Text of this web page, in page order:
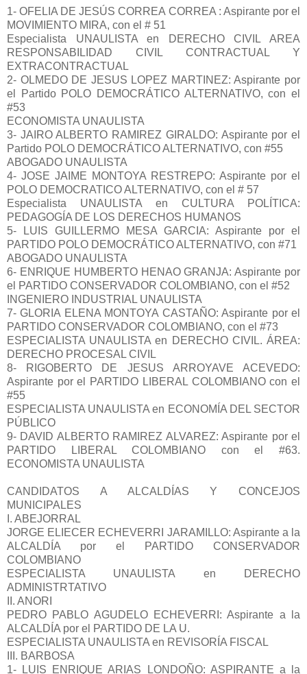
1- OFELIA DE JESÚS CORREA CORREA : Aspirante por el
MOVIMIENTO MIRA, con el # 51
Especialista UNAULISTA en DERECHO CIVIL AREA
RESPONSABILIDAD CIVIL CONTRACTUAL Y
EXTRACONTRACTUAL
2- OLMEDO DE JESUS LOPEZ MARTINEZ: Aspirante por
el Partido POLO DEMOCRÁTICO ALTERNATIVO, con el
#53
ECONOMISTA UNAULISTA
3- JAIRO ALBERTO RAMIREZ GIRALDO: Aspirante por el
Partido POLO DEMOCRÁTICO ALTERNATIVO, con #55
ABOGADO UNAULISTA
4- JOSE JAIME MONTOYA RESTREPO: Aspirante por el
POLO DEMOCRATICO ALTERNATIVO, con el # 57
Especialista UNAULISTA en CULTURA POLÍTICA:
PEDAGOGÍA DE LOS DERECHOS HUMANOS
5- LUIS GUILLERMO MESA GARCIA: Aspirante por el
PARTIDO POLO DEMOCRÁTICO ALTERNATIVO, con #71
ABOGADO UNAULISTA
6- ENRIQUE HUMBERTO HENAO GRANJA: Aspirante por
el PARTIDO CONSERVADOR COLOMBIANO, con el #52
INGENIERO INDUSTRIAL UNAULISTA
7- GLORIA ELENA MONTOYA CASTAÑO: Aspirante por el
PARTIDO CONSERVADOR COLOMBIANO, con el #73
ESPECIALISTA UNAULISTA en DERECHO CIVIL. ÁREA:
DERECHO PROCESAL CIVIL
8- RIGOBERTO DE JESUS ARROYAVE ACEVEDO:
Aspirante por el PARTIDO LIBERAL COLOMBIANO con el
#55
ESPECIALISTA UNAULISTA en ECONOMÍA DEL SECTOR
PÚBLICO
9- DAVID ALBERTO RAMIREZ ALVAREZ: Aspirante por el
PARTIDO LIBERAL COLOMBIANO con el #63.
ECONOMISTA UNAULISTA
CANDIDATOS A ALCALDÍAS Y CONCEJOS
MUNICIPALES
I. ABEJORRAL
JORGE ELIECER ECHEVERRI JARAMILLO: Aspirante a la
ALCALDÍA por el PARTIDO CONSERVADOR
COLOMBIANO
ESPECIALISTA UNAULISTA en DERECHO
ADMINISTRTATIVO
II. ANORI
PEDRO PABLO AGUDELO ECHEVERRI: Aspirante a la
ALCALDÍA por el PARTIDO DE LA U.
ESPECIALISTA UNAULISTA en REVISORÍA FISCAL
III. BARBOSA
1- LUIS ENRIQUE ARIAS LONDOÑO: ASPIRANTE a la